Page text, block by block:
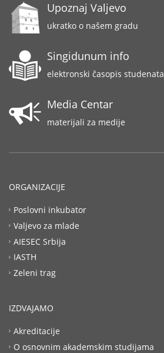
Upoznaj Valjevo
ukratko o našem gradu
Singidunum info
elektronski časopis studenata
Media Centar
materijali za medije
ORGANIZACIJE
Poslovni inkubator
Valjevo za mlade
AIESEC Srbija
IASTH
Zeleni trag
IZDVAJAMO
Akreditacije
O osnovnim akademskim studijama